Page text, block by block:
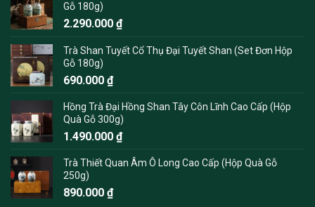
Gỗ 180g)
2.290.000 ₫
Trà Shan Tuyết Cổ Thụ Đại Tuyết Shan (Set Đơn Hộp
Gỗ 180g)
690.000 ₫
Hồng Trà Đại Hồng Shan Tây Côn Lĩnh Cao Cấp (Hộp
Quà Gỗ 300g)
1.490.000 ₫
Trà Thiết Quan Âm Ô Long Cao Cấp (Hộp Quà Gỗ
250g)
890.000 ₫